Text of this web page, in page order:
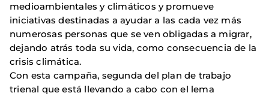
medioambientales y climáticos y promueve
iniciativas destinadas a ayudar a las cada vez más
numerosas personas que se ven obligadas a migrar,
dejando atrás toda su vida, como consecuencia de la
crisis climática.
Con esta campaña, segunda del plan de trabajo
trienal que está llevando a cabo con el lema